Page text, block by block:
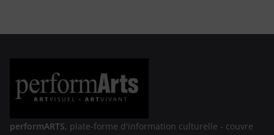
performARTS, plate-forme d'information culturelle - couvre